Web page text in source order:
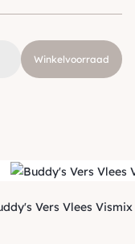
Winkelvoorraad
Vers Vlees Vismix